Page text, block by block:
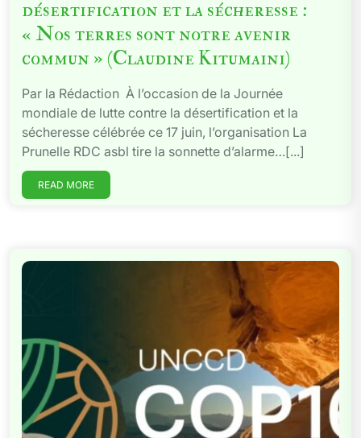
désertification et la sécheresse :
« Nos terres sont notre avenir
commun » (Claudine Kitumaini)
Par la Rédaction À l’occasion de la Journée
mondiale de lutte contre la désertification et la
sécheresse célébrée ce 17 juin, l’organisation La
Prunelle RDC asbl tire la sonnette d’alarme…[...]
READ MORE